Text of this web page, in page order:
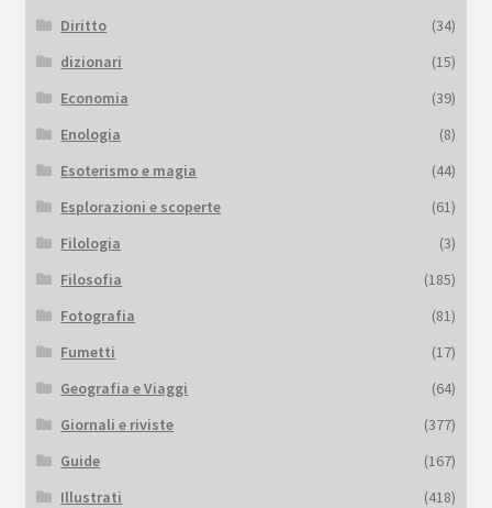
Diritto
(34)
dizionari
(15)
Economia
(39)
Enologia
(8)
Esoterismo e magia
(44)
Esplorazioni e scoperte
(61)
Filologia
(3)
Filosofia
(185)
Fotografia
(81)
Fumetti
(17)
Geografia e Viaggi
(64)
Giornali e riviste
(377)
Guide
(167)
Illustrati
(418)